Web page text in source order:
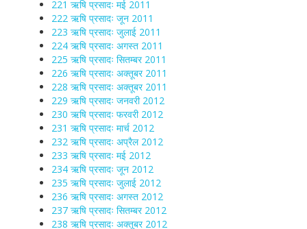
221 ऋषि प्रसादः मई 2011
222 ऋषि प्रसादः जून 2011
223 ऋषि प्रसादः जुलाई 2011
224 ऋषि प्रसादः अगस्त 2011
225 ऋषि प्रसादः सितम्बर 2011
226 ऋषि प्रसादः अक्तूबर 2011
228 ऋषि प्रसादः अक्तूबर 2011
229 ऋषि प्रसादः जनवरी 2012
230 ऋषि प्रसादः फरवरी 2012
231 ऋषि प्रसादः मार्च 2012
232 ऋषि प्रसादः अप्रैल 2012
233 ऋषि प्रसादः मई 2012
234 ऋषि प्रसादः जून 2012
235 ऋषि प्रसादः जुलाई 2012
236 ऋषि प्रसादः अगस्त 2012
237 ऋषि प्रसादः सितम्बर 2012
238 ऋषि प्रसादः अक्तूबर 2012